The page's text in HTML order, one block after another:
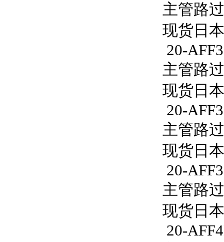
主管路
现货日
20-
主管路
现货日
20-
主管路
现货日
20-
主管路
现货日
20-